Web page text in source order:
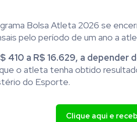
Bolsa Atleta 2026 se
pelo período de um ano a
410 a R$ 16.629, a
o atleta tenha obtido
do Esporte.
Clique aqui e